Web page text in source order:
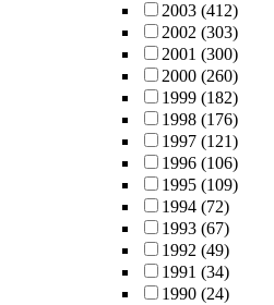
2003 (412)
2002 (303)
2001 (300)
2000 (260)
1999 (182)
1998 (176)
1997 (121)
1996 (106)
1995 (109)
1994 (72)
1993 (67)
1992 (49)
1991 (34)
1990 (24)